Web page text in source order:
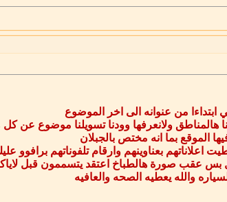
من عنوانه الى اخر الموضوع
هالمناطق ولانعرفها وودنا تسويلنا موضوع عن
الموقع بما انه مختص بالجبلان
بعناوينهم وارقام تلفوناتهم برافوو
بس عقب صورة هالطباخ اعتقد يتسممون قبل
والله يعطيه الصحه والعافيه